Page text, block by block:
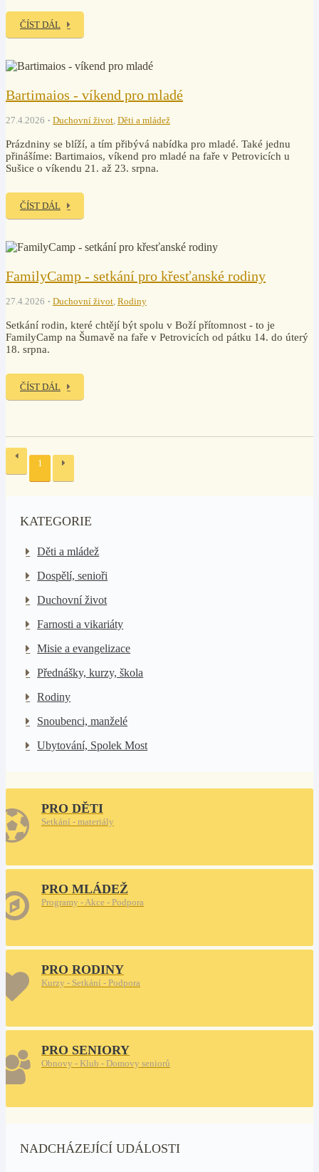
ČÍST DÁL
Bartimaios - víkend pro mladé
27.4.2026 Duchovní život, Děti a mládež
Prázdniny se blíží, a tím přibývá nabídka pro mladé. Také jednu
přinášíme: Bartimaios, víkend pro mladé na faře v Petrovicích u
Sušice o víkendu 21. až 23. srpna.
ČÍST DÁL
FamilyCamp - setkání pro křesťanské rodiny
27.4.2026 Duchovní život, Rodiny
Setkání rodin, které chtějí být spolu v Boží přítomnost - to je
FamilyCamp na Šumavě na faře v Petrovicích od pátku 14. do úterý
18. srpna.
ČÍST DÁL
1
KATEGORIE
Děti a mládež
Dospělí, senioři
Duchovní život
Farnosti a vikariáty
Misie a evangelizace
Přednášky, kurzy, škola
Rodiny
Snoubenci, manželé
Ubytování, Spolek Most
PRO DĚTI
Setkání - materiály
PRO MLÁDEŽ
Programy - Akce - Podpora
PRO RODINY
Kurzy - Setkání - Podpora
PRO SENIORY
Obnovy - Klub - Domovy seniorů
NADCHÁZEJÍCÍ UDÁLOSTI